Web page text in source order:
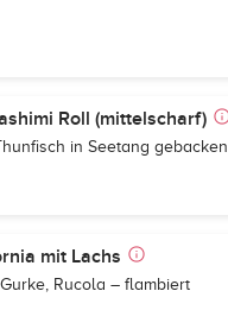
Roll (mittelscharf)
in Seetang gebacken
mit Lachs
Rucola – flambiert